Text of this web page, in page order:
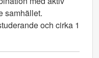
samhället.
och cirka 1